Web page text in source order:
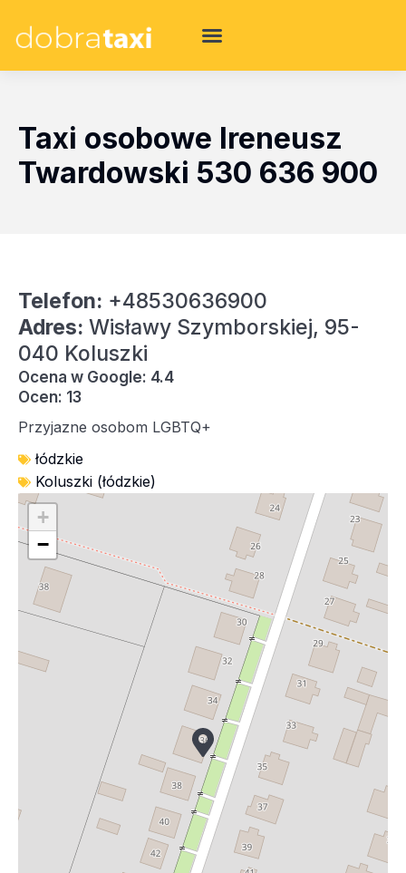
Taxi osobowe Ireneusz
Twardowski 530 636 900
Telefon: +48530636900
Adres: Wisławy Szymborskiej, 95-
040 Koluszki
Ocena w Google: 4.4
Ocen: 13
Przyjazne osobom LGBTQ+
łódzkie
Koluszki (łódzkie)
+
−